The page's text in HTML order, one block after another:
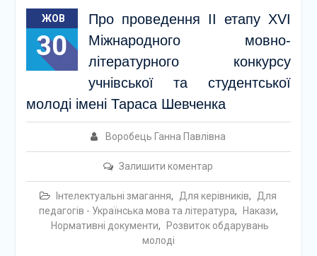
ЖОВ
30
Про проведення ІІ етапу ХVІ
Міжнародного мовно-
літературного конкурсу
учнівської та студентської
молоді імені Тараса Шевченка
Воробець Ганна Павлівна
Залишити коментар
Інтелектуальні змагання, Для керівників, Для
педагогів - Українська мова та література, Накази,
Нормативні документи,
Розвиток обдарувань
молоді